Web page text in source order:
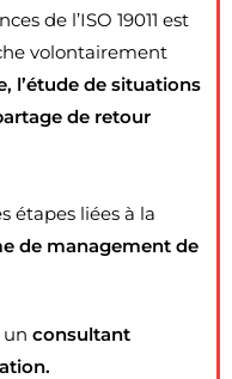
de l’ISO 19011 est
volontairement
l’étude de situations
de retour
étapes liées à la
de management de
un consultant